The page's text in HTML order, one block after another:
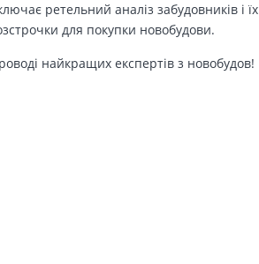
ретельний аналіз забудовників і їх
для покупки новобудови.
найкращих експертів з новобудов!